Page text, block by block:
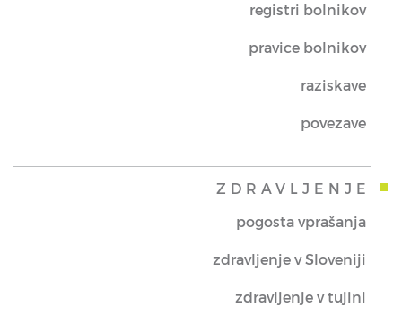
registri bolnikov
pravice bolnikov
raziskave
povezave
ZDRAVLJENJE
pogosta vprašanja
zdravljenje v Sloveniji
zdravljenje v tujini